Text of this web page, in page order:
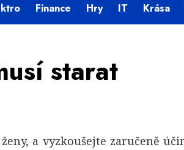
Finance Hry IT Krása
starat
a vyzkoušejte zaručeně